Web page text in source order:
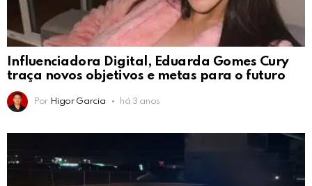
Influenciadora Digital, Eduarda Gomes Cury
traça novos objetivos e metas para o futuro
Por Higor Garcia há 3 anos